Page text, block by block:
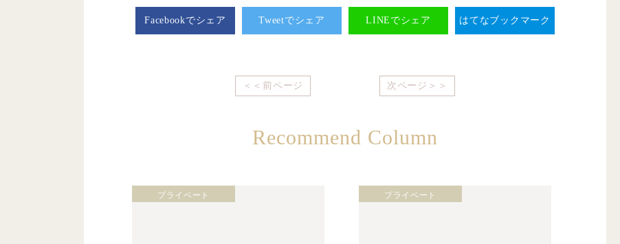
Facebookでシェア Tweetでシェア LINEでシェア はてなブックマーク
＜＜前ページ 次ページ＞＞
Recommend Column
プライベート プライベート